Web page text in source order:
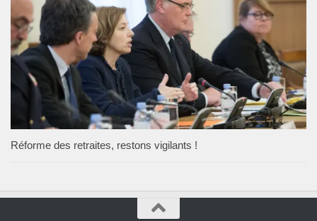
Réforme des retraites, restons vigilants !